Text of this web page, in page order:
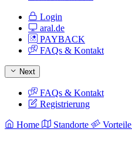
Login
aral.de
PAYBACK
FAQs & Kontakt
Next
FAQs & Kontakt
Registrierung
Home Standorte Vorteile